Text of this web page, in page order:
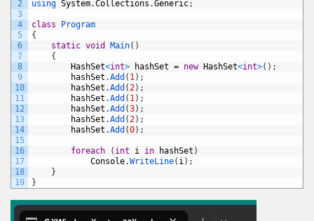
2
3
4
5
6
7
8
9
10
11
12
13
14
15
16
17
18
19
using System.Collections .Generic;
class
Program
{
static void Main( )
{
HashSet<int> hashSet = new HashSet<int>( ) ;
hashSet .Add ( 1) ;
hashSet .Add (2) ;
hashSet .Add ( 1) ;
hashSet .Add (3) ;
hashSet .Add (2) ;
hashSet .Add (0) ;
foreach ( int i in hashSet )
Console.WriteLine( i) ;
}
}